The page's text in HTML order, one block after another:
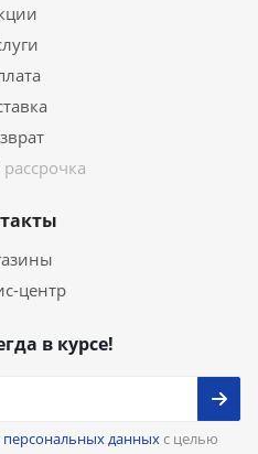
центр
в курсе!
персональных данныхс целью